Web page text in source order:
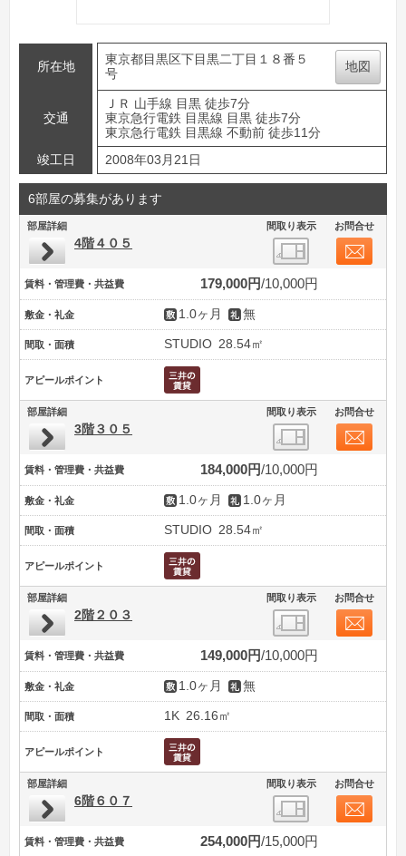
所在地
東京都目黒区下目黒二丁目１８番５
号
地図
交通
ＪＲ 山手線 目黒 徒歩7分
東京急行電鉄 目黒線 目黒 徒歩7分
東京急行電鉄 目黒線 不動前 徒歩11分
竣工日
2008年03月21日
6部屋の募集があります
部屋詳細 間取り表示 お問合せ
4階４０５
賃料・管理費・共益費 179,000円 10,000円
敷金・礼金 1.0ヶ月 無
間取・面積 STUDIO 28.54㎡
アピールポイント
部屋詳細 間取り表示 お問合せ
3階３０５
賃料・管理費・共益費 184,000円 10,000円
敷金・礼金 1.0ヶ月 1.0ヶ月
間取・面積 STUDIO 28.54㎡
アピールポイント
部屋詳細 間取り表示 お問合せ
2階２０３
賃料・管理費・共益費 149,000円 10,000円
敷金・礼金 1.0ヶ月 無
間取・面積 1K 26.16㎡
アピールポイント
部屋詳細 間取り表示 お問合せ
6階６０７
賃料・管理費・共益費 254,000円 15,000円